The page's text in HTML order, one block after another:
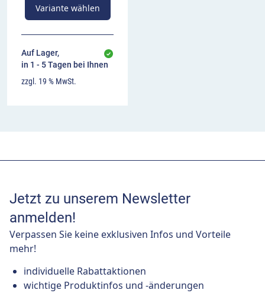
Variante wählen
Auf Lager,
in 1 - 5 Tagen bei Ihnen
zzgl. 19 % MwSt.
Jetzt zu unserem Newsletter
anmelden!
Verpassen Sie keine exklusiven Infos und Vorteile
mehr!
individuelle Rabattaktionen
wichtige Produktinfos und -änderungen